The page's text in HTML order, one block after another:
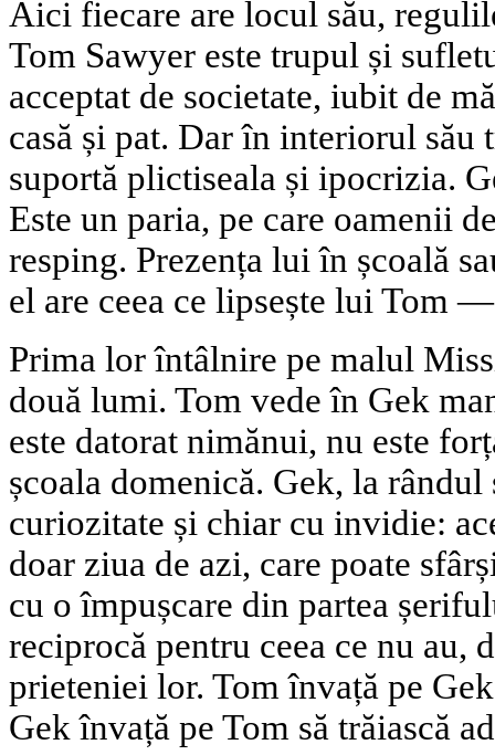
Aici fiecare are locul său,
Tom Sawyer este trupul și
acceptat de societate, iubit de
casă și pat. Dar în interiorul său
suportă plictiseala și ipocrizia.
Este un paria, pe care oamenii
resping. Prezența lui în școală
el are ceea ce lipsește lui Tom
Prima lor întâlnire pe malul
două lumi. Tom vede în Gek
este datorat nimănui, nu este
școala domenică. Gek, la
curiozitate și chiar cu invidie:
doar ziua de azi, care poate
cu o împușcare din partea
reciprocă pentru ceea ce nu au,
prieteniei lor. Tom învață pe
Gek învață pe Tom să trăiască